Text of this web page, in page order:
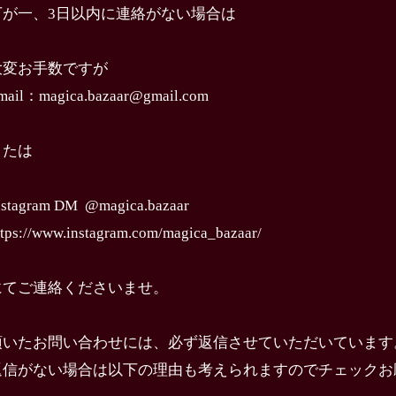
一、3日以内に連絡がない場合は
お手数ですが
： magica.bazaar@gmail.com
は
DM @magica.bazaar
www.instagram.com/magica_bazaar/
ご連絡くださいませ。
たお問い合わせには、必ず返信させていただいています
がない場合は以下の理由も考えられますのでチェックお